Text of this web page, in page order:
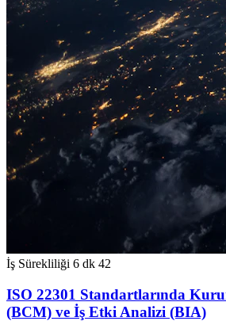
İş Sürekliliği 6 dk 42
ISO 22301 Standartlarında
(BCM) ve İş Etki Analizi (BIA)